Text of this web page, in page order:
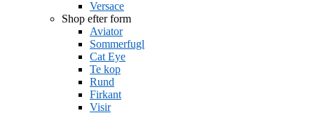
Versace
Shop efter form
Aviator
Sommerfugl
Cat Eye
Te kop
Rund
Firkant
Visir